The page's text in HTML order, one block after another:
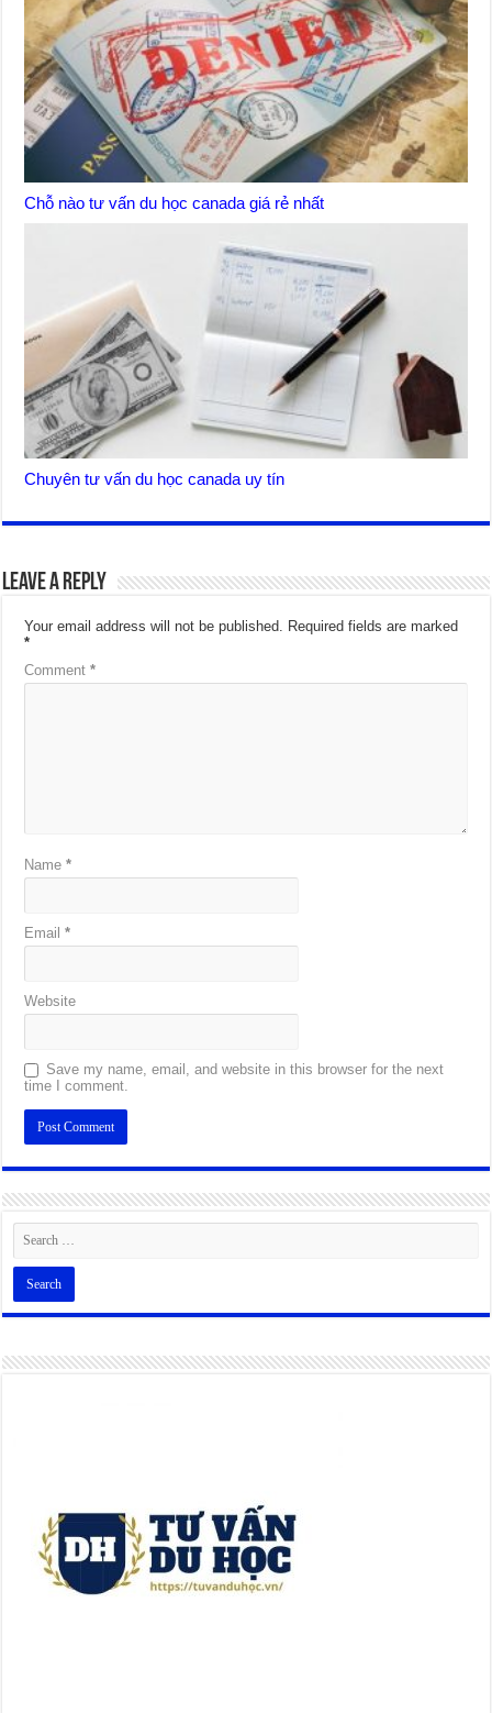
Chỗ nào tư vấn du học canada giá rẻ nhất
Chuyên tư vấn du học canada uy tín
Leave a Reply
Your email address will not be published. Required fields are marked
*
Comment*
Name*
Email*
Website
Save my name, email, and website in this browser for the next
time I comment.
Alternative: